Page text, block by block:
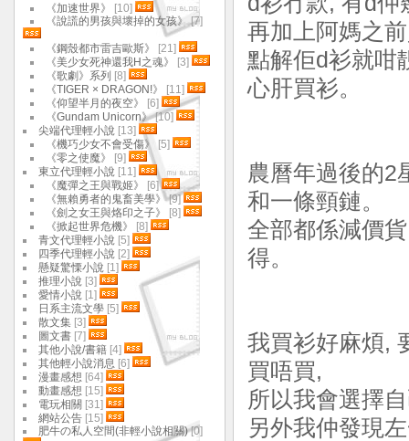
再加上阿媽之
點解佢d衫就咁
心肝買衫。
農曆年過後的2
和一條頸鏈。
全部都係減價
得。
我買衫好麻煩,
買唔買,
所以我會選擇
另外我仲發現
《加速世界》
[10]
《說謊的男孩與壞掉的女孩》[7]
《鋼殼都市雷吉歐斯》
[21]
《美少女死神還我H之魂》
[3]
《歌劇》系列 [8]
《TIGER × DRAGON!》
[11]
《仰望半月的夜空》
[6]
《Gundam Unicorn》[10]
尖端代理輕小說 [13]
《機巧少女不會受傷》
[5]
《零之使魔》
[9]
東立代理輕小說 [11]
《魔彈之王與戰姬》
[6]
《無賴勇者的鬼畜美學》[9]
《劍之女王與烙印之子》
[8]
《掀起世界危機》
[8]
青文代理輕小說 [5]
四季代理輕小說 [2]
懸疑驚慄小說 [1]
推理小說 [3]
愛情小說 [1]
日系主流文學 [5]
散文集 [3]
圖文書 [7]
其他小說/書籍 [4]
其他輕小說消息 [6]
漫畫感想 [64]
動畫感想 [15]
電玩相關 [31]
網站公告 [15]
肥牛の私人空間(非輕小說相關)[0]